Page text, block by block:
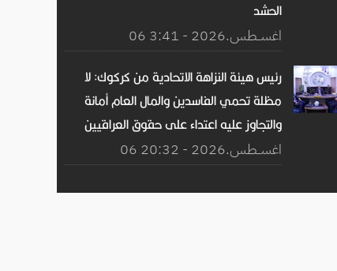
الحشد
06 اغســطس.2026 - 3:41
رئيس هيئة النزاهة الاتحادية من كركوك: لا
مظلة تحمي الفاسدين والمال العام أمانة
والتجاوز عليه اعتداء على حقوق العراقيين
06 اغســطس.2026 - 20:32